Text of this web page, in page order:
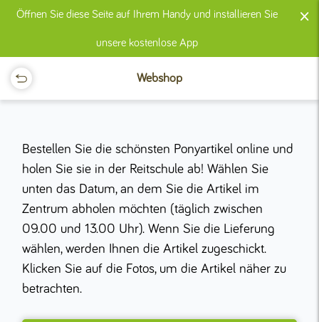
Öffnen Sie diese Seite auf Ihrem Handy und installieren Sie
unsere kostenlose App
×
Webshop
Bestellen Sie die schönsten Ponyartikel online und
holen Sie sie in der Reitschule ab! Wählen Sie
unten das Datum, an dem Sie die Artikel im
Zentrum abholen möchten (täglich zwischen
09.00 und 13.00 Uhr). Wenn Sie die Lieferung
wählen, werden Ihnen die Artikel zugeschickt.
Klicken Sie auf die Fotos, um die Artikel näher zu
betrachten.